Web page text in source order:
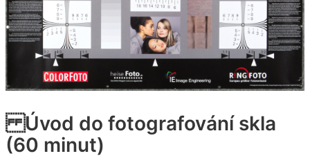
Úvod do fotografování skla
(60 minut)